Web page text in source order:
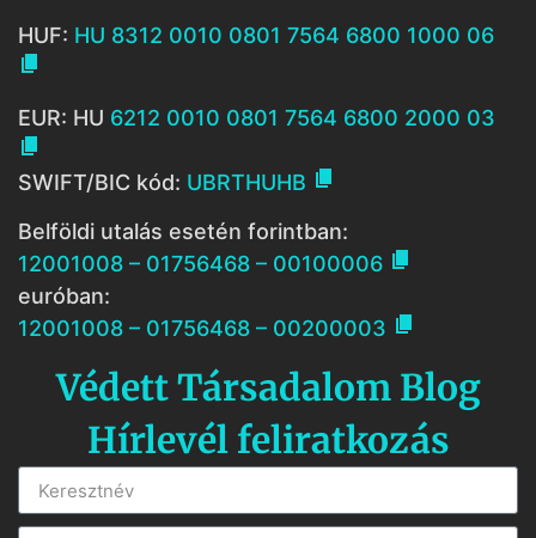
HUF: HU 8312 0010 0801 7564 6800 1000 06

EUR: HU 6212 0010 0801 7564 6800 2000 03

SWIFT/BIC kód: UBRTHUHB 
Belföldi utalás esetén forintban:
12001008 – 01756468 – 00100006 
euróban:
12001008 – 01756468 – 00200003 
Védett Társadalom Blog
Hírlevél feliratkozás